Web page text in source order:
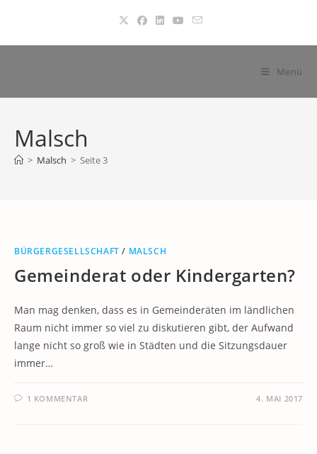
springen
Menü
Malsch
> Malsch > Seite 3
BÜRGERGESELLSCHAFT / MALSCH
Gemeinderat oder Kindergarten?
Man mag denken, dass es in Gemeinderäten im ländlichen
Raum nicht immer so viel zu diskutieren gibt, der Aufwand
lange nicht so groß wie in Städten und die Sitzungsdauer
immer…
1 KOMMENTAR 4. MAI 2017